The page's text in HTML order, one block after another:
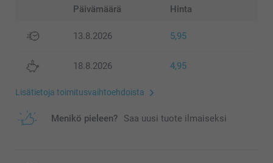
Päivämäärä Hinta
13.8.2026 5,95
18.8.2026 4,95
Lisätietoja toimitusvaihtoehdoista
Menikö pieleen? Saa uusi tuote ilmaiseksi